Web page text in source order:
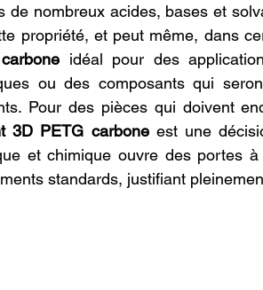
de nombreux acides, bases et
propriété, et peut même, dans
idéal pour des
ou des composants qui
Pour des pièces qui doivent
3D PETG carbone est une
et chimique ouvre des portes
standards, justifiant